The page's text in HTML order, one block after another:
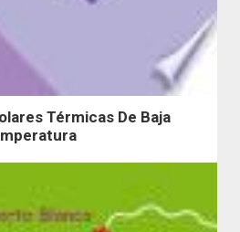
Térmicas De Baja